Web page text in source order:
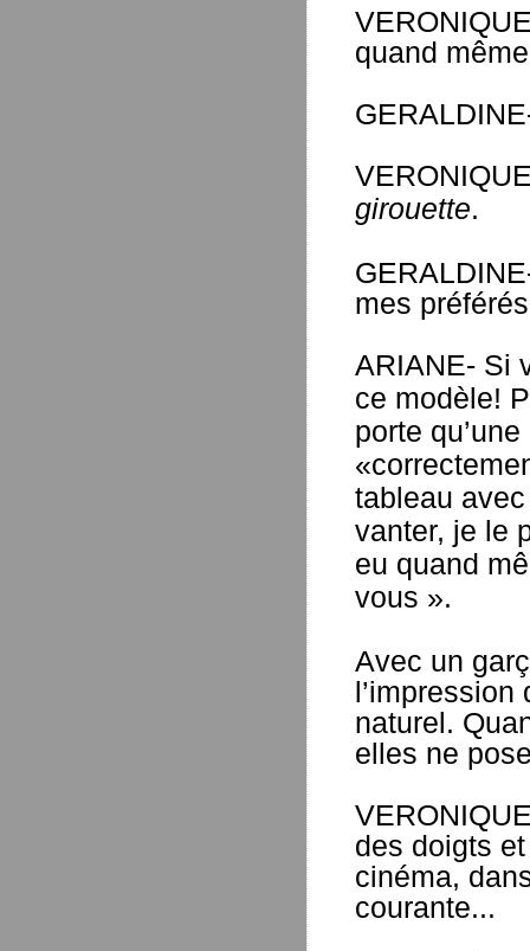
quand
girouette.
mes
ARIANE- Si
ce modèle!
porte
tableau
vanter, je le
eu quand
vous ».
Avec un
l’impression
naturel.
elles ne
des doigts
cinéma,
courante...